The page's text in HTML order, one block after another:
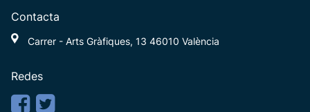
Contacta
Carrer - Arts Gràfiques, 13 46010 València
Redes